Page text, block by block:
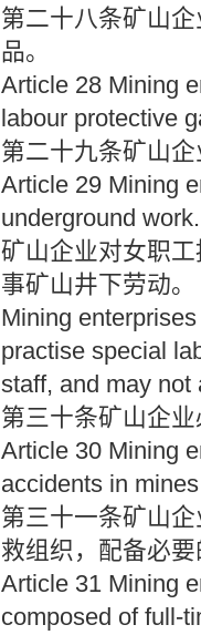
第二十八条矿山
品。
Article 28 Mining
labour protective
第二十九条矿山
Article 29 Mining
underground work.
矿山企业对女职
事矿山井下劳动。
Mining
practise special
staff, and may not
第三十条矿山企
Article 30 Mining
accidents in
第三十一条矿山
救组织，配备必
Article 31 Mining
composed of full-